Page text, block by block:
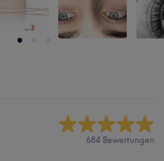
684 Bewertungen